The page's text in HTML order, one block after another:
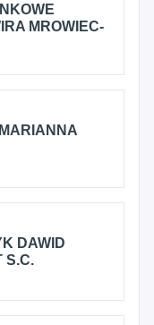
MROWIEC-
DAWID
S.C.